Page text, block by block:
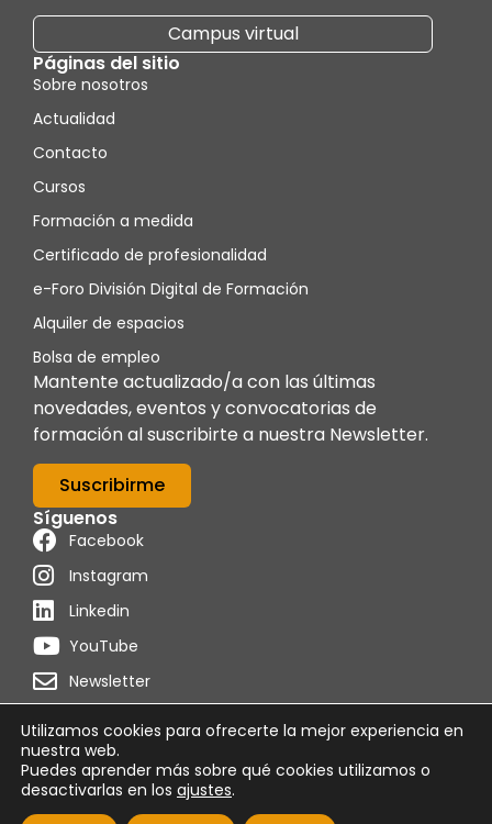
Campus virtual
Páginas del sitio
Sobre nosotros
Actualidad
Contacto
Cursos
Formación a medida
Certificado de profesionalidad
e-Foro División Digital de Formación
Alquiler de espacios
Bolsa de empleo
Mantente actualizado/a con las últimas
novedades, eventos y convocatorias de
formación al suscribirte a nuestra Newsletter.
Suscribirme
Síguenos
Facebook
Instagram
Linkedin
YouTube
Newsletter
Política de cookiesCondiciones de uso
Powered byProgramon
Utilizamos cookies para ofrecerte la mejor experiencia en
nuestra web.
Puedes aprender más sobre qué cookies utilizamos o
desactivarlas en los ajustes.